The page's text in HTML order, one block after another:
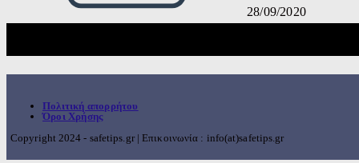
28/09/2020
Πολιτική απορρήτου
Όροι Χρήσης
Copyright 2024 - safetips.gr | Επικοινωνία : info(at)safetips.gr